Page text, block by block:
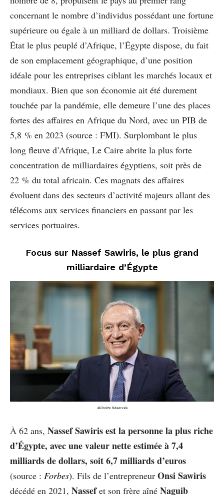
concernant le nombre d’individus possédant une fortune
supérieure ou égale à un milliard de dollars. Troisième
État le plus peuplé d’Afrique, l’Égypte dispose, du fait
de son emplacement géographique, d’une position
idéale pour les entreprises ciblant les marchés locaux et
mondiaux. Bien que son économie ait été durement
touchée par la pandémie, elle demeure l’une des places
fortes des affaires en Afrique du Nord, avec un PIB de
5,8 % en 2023 (source : FMI). Surplombant le plus
long fleuve d’Afrique, Le Caire abrite la plus forte
concentration de milliardaires égyptiens, soit près de
22 % du total africain. Ces magnats des affaires
évoluent dans des secteurs d’activité majeurs allant des
télécoms aux services financiers en passant par les
services portuaires.
Focus sur Nassef Sawiris, le plus grand
milliardaire d’Égypte
©Droits Réservés
À 62 ans, Nassef Sawiris est la personne la plus riche
d’Égypte, avec une valeur nette estimée à 7,4
milliards de dollars, soit 6,7 milliards d’euros
(source : Forbes). Fils de l’entrepreneur Onsi Sawiris
décédé en 2021, Nassefet son frère aîné Naguib